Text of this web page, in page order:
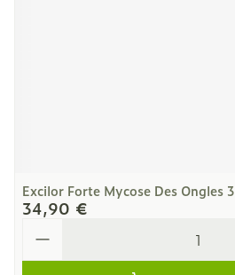
Excilor Forte Mycose Des Ongles
34,90 €